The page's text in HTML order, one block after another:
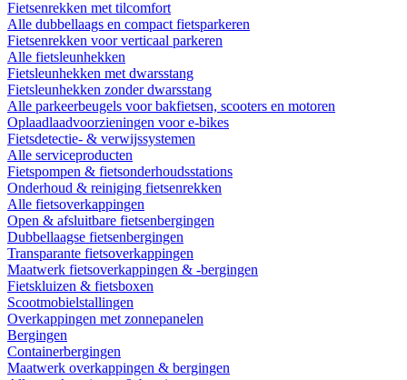
Fietsenrekken met tilcomfort
Alle dubbellaags en compact fietsparkeren
Fietsenrekken voor verticaal parkeren
Alle fietsleunhekken
Fietsleunhekken met dwarsstang
Fietsleunhekken zonder dwarsstang
Alle parkeerbeugels voor bakfietsen, scooters en motoren
Oplaadlaadvoorzieningen voor e-bikes
Fietsdetectie- & verwijssystemen
Alle serviceproducten
Fietspompen & fietsonderhoudsstations
Onderhoud & reiniging fietsenrekken
Alle fietsoverkappingen
Open & afsluitbare fietsenbergingen
Dubbellaagse fietsenbergingen
Transparante fietsoverkappingen
Maatwerk fietsoverkappingen & -bergingen
Fietskluizen & fietsboxen
Scootmobielstallingen
Overkappingen met zonnepanelen
Bergingen
Containerbergingen
Maatwerk overkappingen & bergingen